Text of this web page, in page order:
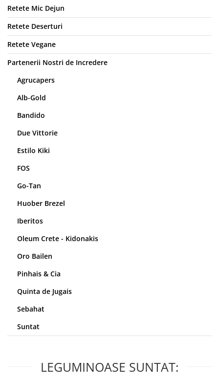
Retete Mic Dejun
Retete Deserturi
Retete Vegane
Partenerii Nostri de Incredere
Agrucapers
Alb-Gold
Bandido
Due Vittorie
Estilo Kiki
FOS
Go-Tan
Huober Brezel
Iberitos
Oleum Crete - Kidonakis
Oro Bailen
Pinhais & Cia
Quinta de Jugais
Sebahat
Suntat
LEGUMINOASE SUNTAT: